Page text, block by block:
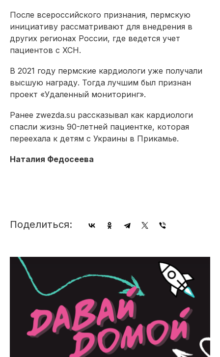
После всероссийского признания, пермскую
инициативу рассматривают для внедрения в
других регионах России, где ведется учет
пациентов с ХСН.
В 2021 году пермские кардиологи уже получали
высшую награду. Тогда лучшим был признан
проект «Удаленный мониторинг».
Ранее zwezda.su рассказывал как кардиологи
спасли жизнь 90-летней пациентке, которая
переехала к детям с Украины в Прикамье.
Наталия Федосеева
Поделиться: